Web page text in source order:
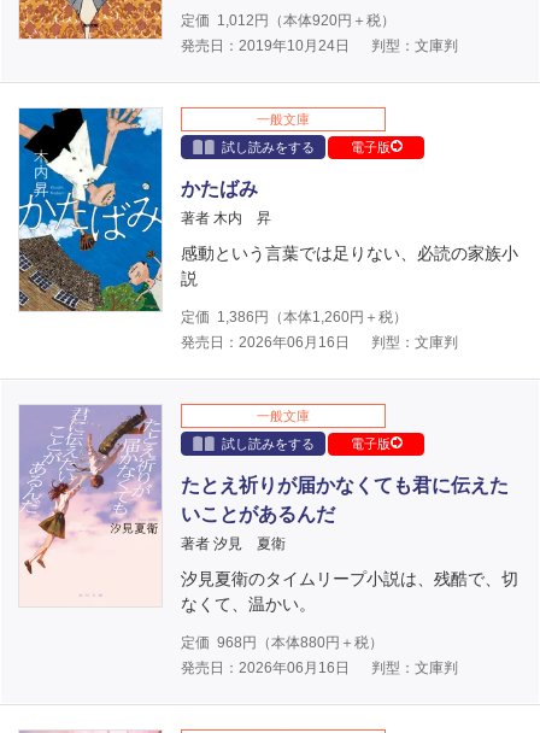
定価 1,012 円（本体920円＋税）
発売日：2019年10月24日
判型：文庫判
一般文庫
試し読みをする
電子版
かたばみ
著者 木内 昇
感動という言葉では足りない、必読の家族小
説
定価 1,386 円（本体1,260円＋税）
発売日：2026年06月16日
判型：文庫判
一般文庫
試し読みをする
電子版
たとえ祈りが届かなくても君に伝えた
いことがあるんだ
著者 汐見 夏衛
汐見夏衛のタイムリープ小説は、残酷で、切
なくて、温かい。
定価 968 円（本体880円＋税）
発売日：2026年06月16日
判型：文庫判